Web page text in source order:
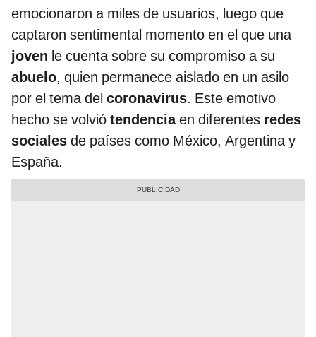
emocionaron a miles de usuarios, luego que
captaron sentimental momento en el que una
joven le cuenta sobre su compromiso a su
abuelo, quien permanece aislado en un asilo
por el tema del coronavirus. Este emotivo
hecho se volvió tendenciaen diferentes redes
sociales de países como México, Argentina y
España.